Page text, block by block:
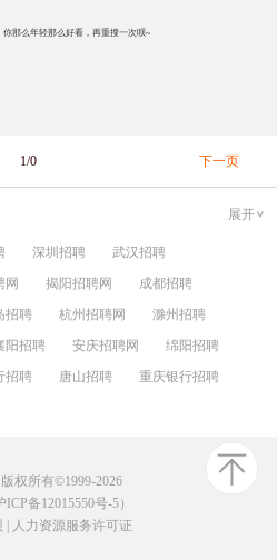
那么年轻那么好看，再重搜一次呗~
1/0 下一页
展开
深圳招聘
武汉招聘
网 揭阳招聘网
成都招聘
招聘 杭州招聘网
滁州招聘
阳招聘 安庆招聘网
绵阳招聘
招聘 唐山招聘
重庆银行招聘
权所有©1999-2026
备12015550号-5）
人力资源服务许可证